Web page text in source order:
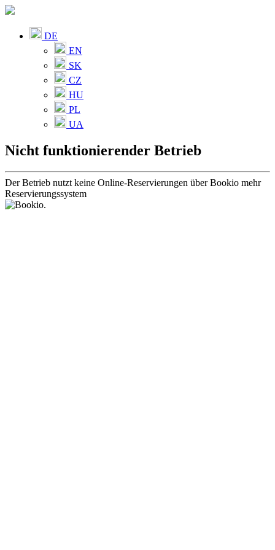
DE
EN
SK
CZ
HU
PL
UA
Nicht funktionierender Betrieb
Der Betrieb nutzt keine Online-Reservierungen über Bookio mehr
Reservierungssystem